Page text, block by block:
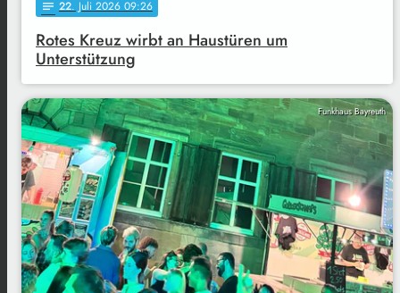
notes 22. Juli 2026 09:26
Rotes Kreuz wirbt an Haustüren um
Unterstützung
Funkhaus Bayreuth